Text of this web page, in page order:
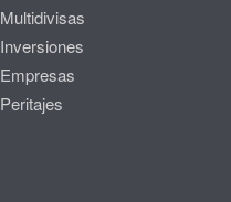
Multidivisas
Inversiones
Empresas
Peritajes